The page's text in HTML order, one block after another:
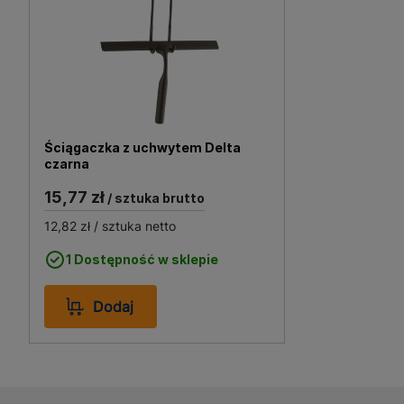
Ściągaczka z uchwytem Delta
czarna
15,77 zł / sztuka brutto
12,82 zł / sztuka netto
1 Dostępność w sklepie
Dodaj